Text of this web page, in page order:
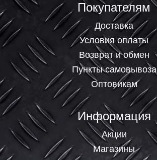
Покупателям
Доставка
Условия оплаты
Возврат и обмен
Пункты самовывоза
Оптовикам
Информация
Акции
Магазины